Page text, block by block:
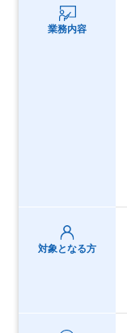
業務内容
対象となる方